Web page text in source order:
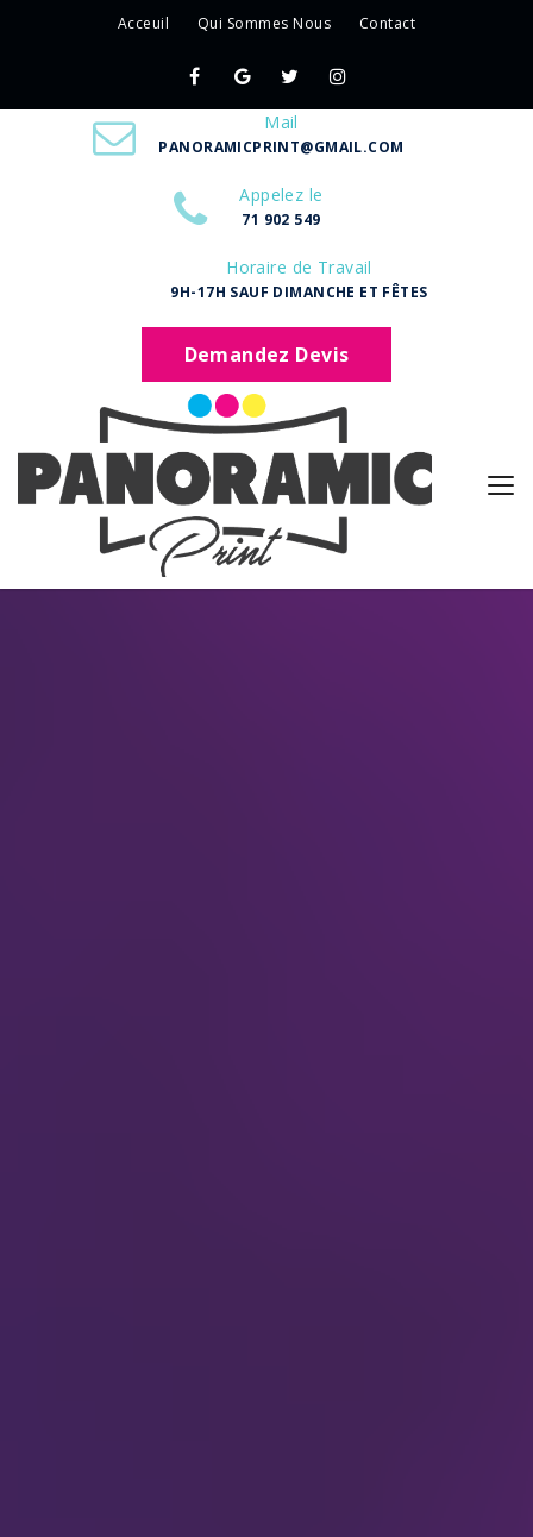
Acceuil Qui Sommes Nous Contact
Mail
PANORAMICPRINT@GMAIL.COM
Appelez le
71 902 549
Horaire de Travail
9H-17H SAUF DIMANCHE ET FÊTES
Demandez Devis